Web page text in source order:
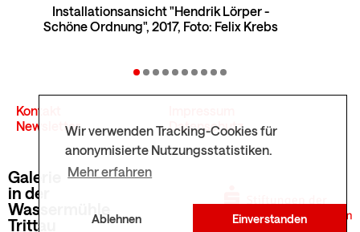
Wir verwenden Tracking-Cookies für
anonymisierte Nutzungsstatistiken.
Mehr erfahren
Ablehnen Einverstanden
Installationsansicht "Hendrik Lörper -
Schöne Ordnung", 2017, Foto: Felix Krebs
Galerie
in der
Wassermühle
Trittau
Kontakt
Newsletter
Datenschutz